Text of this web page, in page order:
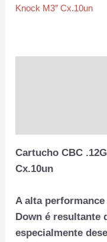
Knock M3″ Cx.10un
Cartucho CBC
Cx.10un
A alta
Down é resultante
especialmente